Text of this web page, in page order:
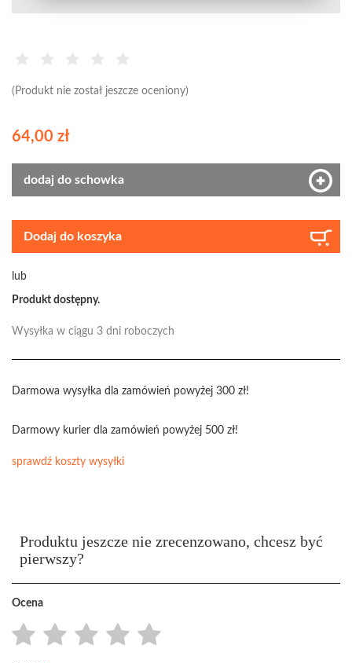
(Produkt nie został jeszcze oceniony)
64,00 zł
dodaj do schowka
Dodaj do koszyka
lub
Produkt dostępny.
Wysyłka w ciągu 3 dni roboczych
Darmowa wysyłka dla zamówień powyżej 300 zł!
Darmowy kurier dla zamówień powyżej 500 zł!
sprawdź koszty wysyłki
Produktu jeszcze nie zrecenzowano, chcesz być
pierwszy?
Ocena